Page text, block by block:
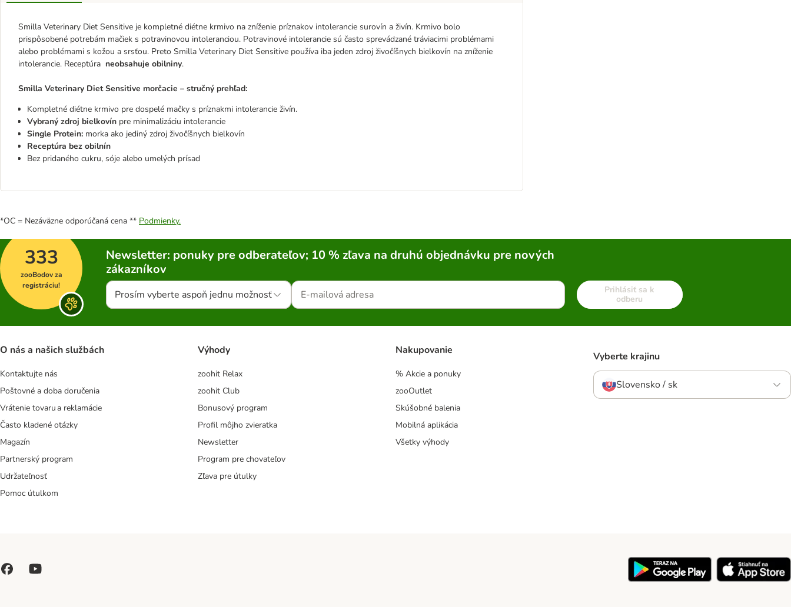
Smilla Veterinary Diet Sensitive je kompletné diétne krmivo na zníženie príznakov intolerancie surovín a živín. Krmivo bolo
prispôsobené potrebám mačiek s potravinovou intoleranciou. Potravinové intolerancie sú často sprevádzané tráviacimi problémami
alebo problémami s kožou a srsťou. Preto Smilla Veterinary Diet Sensitive používa iba jeden zdroj živočíšnych bielkovín na zníženie
intolerancie. Receptúra neobsahuje obilniny.
Smilla Veterinary Diet Sensitive morčacie – stručný prehľad:
Kompletné diétne krmivo pre dospelé mačky s príznakmi intolerancie živín.
Vybraný zdroj bielkovín pre minimalizáciu intolerancie
Single Protein: morka ako jediný zdroj živočíšnych bielkovín
Receptúra bez obilnín
Bez pridaného cukru, sóje alebo umelých prísad
*OC = Nezáväzne odporúčaná cena ** Podmienky.
333
zooBodov za
registráciu!
Newsletter: ponuky pre odberateľov; 10 % zľava na druhú objednávku pre nových
zákazníkov
Prosím vyberte aspoň jednu možnosť
Prihlásiť sa k
odberu
O nás a našich službách
Kontaktujte nás
Poštovné a doba doručenia
Vrátenie tovaru a reklamácie
Často kladené otázky
Magazín
Partnerský program
Udržateľnosť
Pomoc útulkom
Výhody
zoohit Relax
zoohit Club
Bonusový program
Profil môjho zvieratka
Newsletter
Program pre chovateľov
Zľava pre útulky
Nakupovanie
% Akcie a ponuky
zooOutlet
Skúšobné balenia
Mobilná aplikácia
Všetky výhody
Vyberte krajinu
Slovensko / sk